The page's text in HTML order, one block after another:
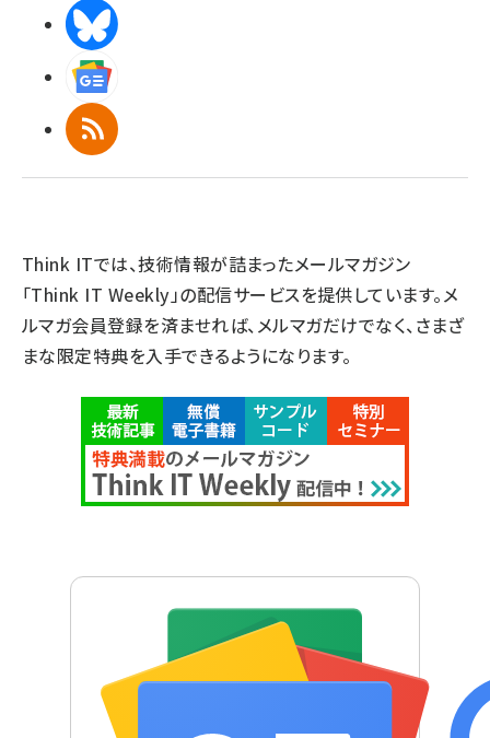
RSS
Think ITでは、技術情報が詰まったメールマガジン
「Think IT Weekly」の配信サービスを提供しています。メ
ルマガ会員登録を済ませれば、メルマガだけでなく、さまざ
まな限定特典を入手できるようになります。